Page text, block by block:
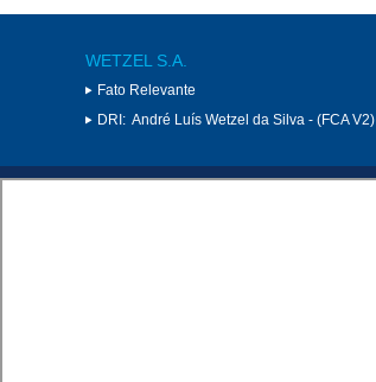
WETZEL S.A.
Fato Relevante
DRI: André Luís Wetzel da Silva - (FCA V2)